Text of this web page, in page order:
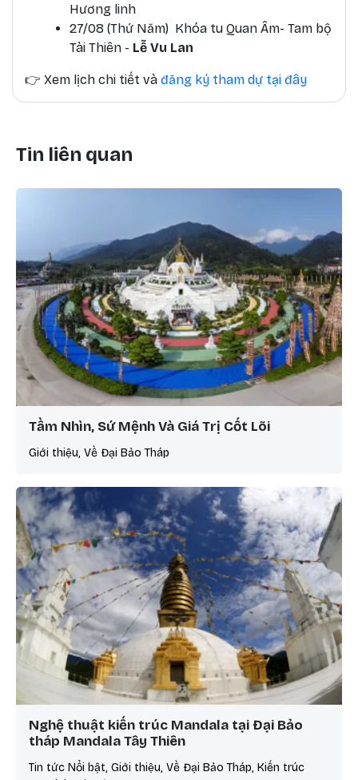
Hương linh
27/08 (Thứ Năm) Khóa tu Quan Âm- Tam bộ
Tài Thiên - Lễ Vu Lan
👉 Xem lịch chi tiết và đăng ký tham dự tại đây
Tin liên quan
Tầm Nhìn, Sứ Mệnh Và Giá Trị Cốt Lõi
Giới thiệu, Về Đại Bảo Tháp
Nghệ thuật kiến trúc Mandala tại Đại Bảo
tháp Mandala Tây Thiên
Tin tức Nổi bật, Giới thiệu, Về Đại Bảo Tháp, Kiến trúc